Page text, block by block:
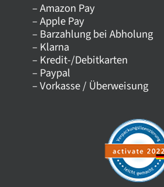
Kontakt
Versandkosten
Datenschutz
– Amazon Pay
– Apple Pay
– Barzahlung bei Abholung
– Klarna
– Kredit-/Debitkarten
– Paypal
– Vorkasse / Überweisung